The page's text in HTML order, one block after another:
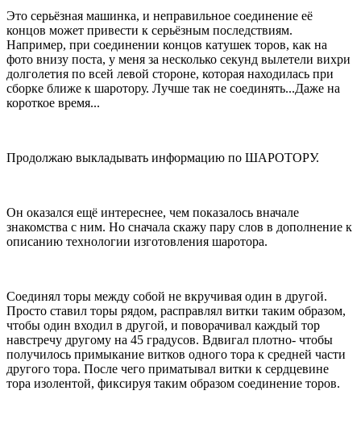
Это серьёзная машинка, и неправильное соединение её
концов может привести к серьёзным последствиям.
Например, при соединении концов катушек торов, как на
фото внизу поста, у меня за несколько секунд вылетели вихри
долголетия по всей левой стороне, которая находилась при
сборке ближе к шаротору. Лучше так не соединять...Даже на
короткое время...
Продолжаю выкладывать информацию по ШАРОТОРУ.
Он оказался ещё интереснее, чем показалось вначале
знакомства с ним. Но сначала скажу пару слов в дополнение к
описанию технологии изготовления шаротора.
Соединял торы между собой не вкручивая один в другой.
Просто ставил торы рядом, расправлял витки таким образом,
чтобы один входил в другой, и поворачивал каждый тор
навстречу другому на 45 градусов. Вдвигал плотно- чтобы
получилось примыкание витков одного тора к средней части
другого тора. После чего приматывал витки к сердцевине
тора изолентой, фиксируя таким образом соединение торов.